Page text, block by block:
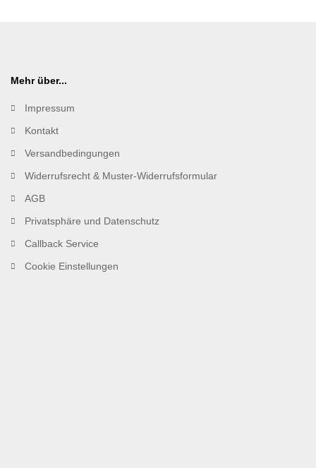
Mehr über...
Impressum
Kontakt
Versandbedingungen
Widerrufsrecht & Muster-Widerrufsformular
AGB
Privatsphäre und Datenschutz
Callback Service
Cookie Einstellungen